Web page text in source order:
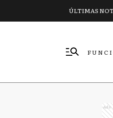
ÚLTIMAS
Ads